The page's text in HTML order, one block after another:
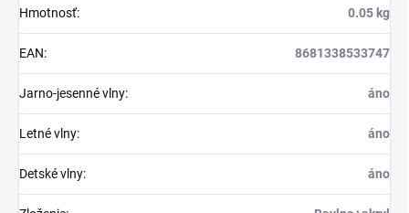
Hmotnosť: 0.05 kg
EAN: 8681338533747
Jarno-jesenné vlny: áno
Letné vlny: áno
Detské vlny: áno